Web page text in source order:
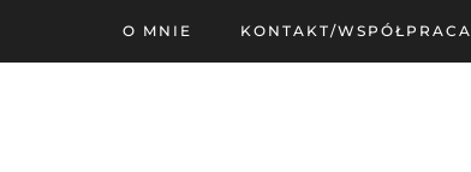
O MNIE KONTAKT/WSPÓŁPRACA